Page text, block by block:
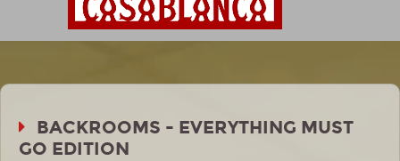
BACKROOMS - EVERYTHING MUST
GO EDITION